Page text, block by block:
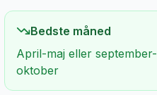
Bedste måned
April-maj eller september-
oktober